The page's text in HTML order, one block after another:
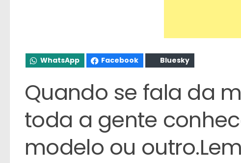
WhatsApp Facebook Bluesky
Quando se fala da
toda a gente
modelo ou